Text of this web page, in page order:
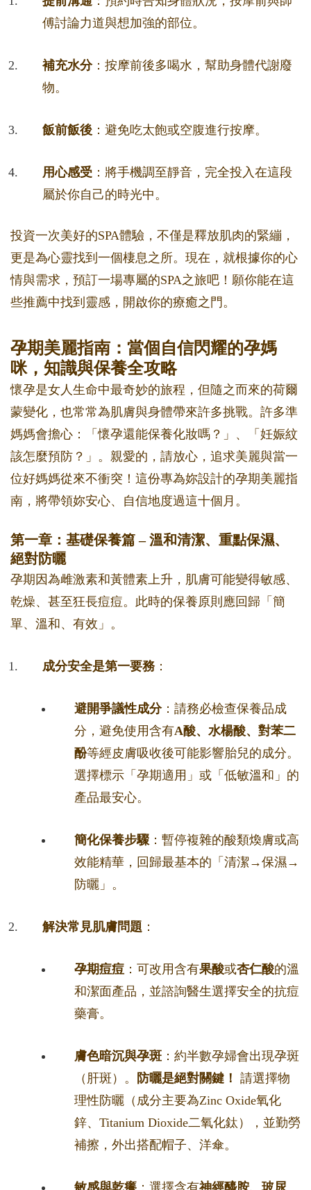
傅討論力道與想加強的部位。
補充水分：按摩前後多喝水，幫助身體代謝廢
物。
飯前飯後 ：避免吃太飽或空腹進行按摩。
用心感受 ：將手機調至靜音，完全投入在這段
屬於你自己的時光中。
投資一次美好的SPA體驗，不僅是釋放肌肉的緊繃，
更是為心靈找到一個棲息之所。現在，就根據你的心
情與需求，預訂一場專屬的SPA之旅吧！願你能在這
些推薦中找到靈感，開啟你的療癒之門。
孕期美麗指南：當個自信閃耀的孕媽
咪，知識與保養全攻略
懷孕是女人生命中最奇妙的旅程，但隨之而來的荷爾
蒙變化，也常常為肌膚與身體帶來許多挑戰。許多準
媽媽會擔心：「懷孕還能保養化妝嗎？」、「妊娠紋
該怎麼預防？」。親愛的，請放心，追求美麗與當一
位好媽媽從來不衝突！這份專為妳設計的孕期美麗指
南，將帶領妳安心、自信地度過這十個月。
第一章：基礎保養篇 – 溫和清潔、重點保濕、
絕對防曬
孕期因為雌激素和黃體素上升，肌膚可能變得敏感、
乾燥、甚至狂長痘痘。此時的保養原則應回歸「簡
單、溫和、有效」。
成分安全是第一要務：
避開爭議性成分：請務必檢查保養品成
分，避免使用含有A酸、水楊酸、對苯二
酚等經皮膚吸收後可能影響胎兒的成分。
選擇標示「孕期適用」或「低敏溫和」的
產品最安心。
簡化保養步驟 ：暫停複雜的酸類煥膚或高
效能精華，回歸最基本的「清潔→保濕→
防曬」。
解決常見肌膚問題 ：
孕期痘痘 ：可改用含有果酸或杏仁酸的溫
和潔面產品，並諮詢醫生選擇安全的抗痘
藥膏。
膚色暗沉與孕斑 ：約半數孕婦會出現孕斑
（肝斑）。
防曬是絕對關鍵！ 請選擇物
理性防曬（成分主要為Zinc Oxide氧化
鋅、Titanium Dioxide二氧化鈦），並勤勞
補擦，外出搭配帽子、洋傘。